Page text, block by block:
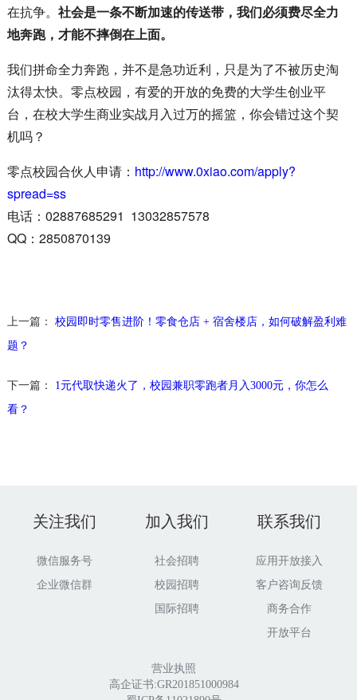
在抗争。 社会是一条不断加速的传送带，我们必须费尽全力
地奔跑，才能不摔倒在上面。
我们拼命全力奔跑，并不是急功近利，只是为了不被历史淘
汰得太快。零点校园，有爱的开放的免费的大学生创业平
台，在校大学生商业实战月入过万的摇篮，你会错过这个契
机吗？
零点校园合伙人申请： http://www.0xiao.com/apply?
spread=ss
电话：02887685291 13032857578
QQ：2850870139
上一篇： 校园即时零售进阶！零食仓店 + 宿舍楼店，如何破解盈利难
题？
下一篇： 1元代取快递火了，校园兼职零跑者月入3000元，你怎么
看？
关注我们
微信服务号
企业微信群
加入我们
社会招聘
校园招聘
国际招聘
联系我们
应用开放接入
客户咨询反馈
商务合作
开放平台
营业执照
高企证书:GR201851000984